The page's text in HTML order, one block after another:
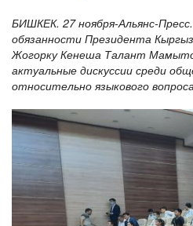
БИШКЕК. 27 ноября-Альянс-
обязанности Президента
Жогорку Кенеша Талант
актуальные дискуссии среди
относительно языкового